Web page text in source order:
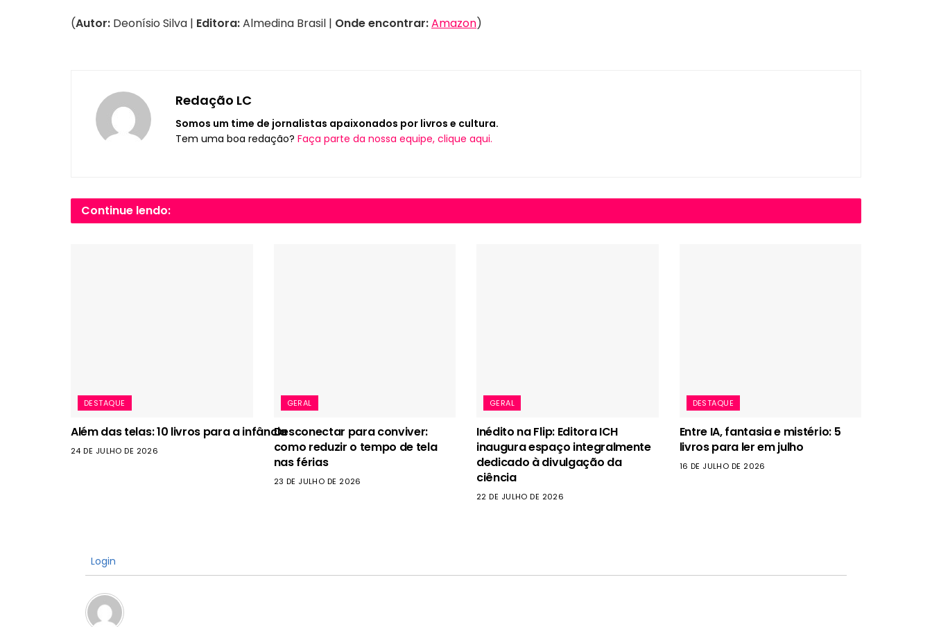
(Autor: Deonísio Silva | Editora:Almedina Brasil | Onde encontrar:Amazon)
Redação LC
Somos um time de jornalistas apaixonados por livros e cultura.
Tem uma boa redação? Faça parte da nossa equipe, clique aqui.
Continue lendo:
DESTAQUE
Além das telas: 10 livros para a infância
24 DE JULHO DE 2026
GERAL
Desconectar para conviver:
como reduzir o tempo de tela
nas férias
23 DE JULHO DE 2026
GERAL
Inédito na Flip: Editora ICH
inaugura espaço integralmente
dedicado à divulgação da
ciência
22 DE JULHO DE 2026
DESTAQUE
Entre IA, fantasia e mistério: 5
livros para ler em julho
16 DE JULHO DE 2026
Login